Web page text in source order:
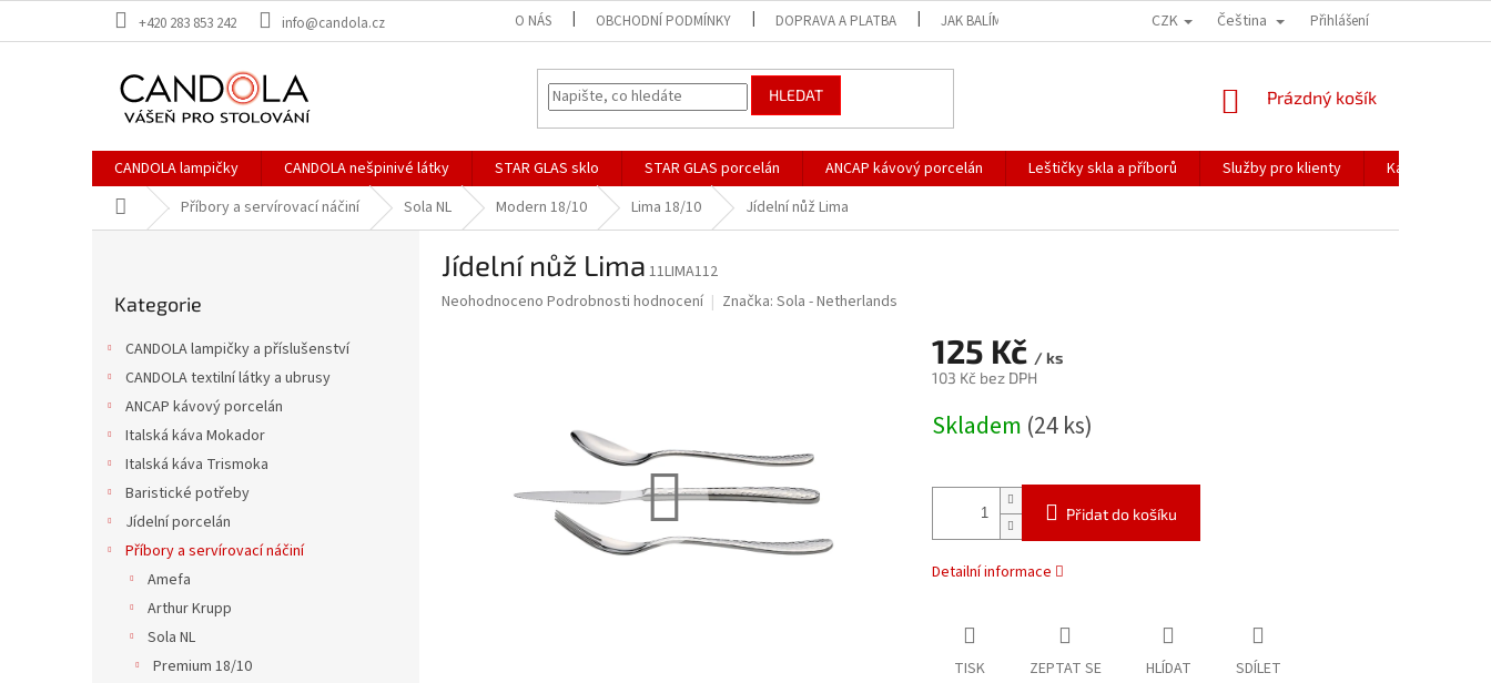
+420 283 853 242 info@candola.cz O NÁS OBCHODNÍ PODMÍNKY DOPRAVA A PLATBA JAK BALÍME NAŠE ZÁSILKY PŘEPRAVA KŘEHKÉHO ZBOŽÍ KORESPONDENČNÍ
CZK Čeština Přihlášení
HLEDAT
NÁKUPNÍ
Prázdný košík
CANDOLA lampičky CANDOLA nešpinivé látky STAR GLAS sklo STAR GLAS porcelán ANCAP kávový porcelán Leštičky skla a příborů Služby pro klienty
Katalogy
Domů Příbory a servírovací náčiní Sola NL Modern 18/10 Lima 18/10 Jídelní nůž Lima
kategorie
Kategorie
CANDOLA lampičky a příslušenství
CANDOLA textilní látky a ubrusy
ANCAP kávový porcelán
Italská káva Mokador
Italská káva Trismoka
Baristické potřeby
Jídelní porcelán
Příbory a servírovací náčiní
Amefa
Arthur Krupp
Sola NL
Premium 18/10
Jídelní nůž Lima 11LIMA112
Průměrné
Neohodnoceno Podrobnosti hodnocení Značka: Sola - Netherlands
125 Kč / ks
103 Kč bez DPH
cena:
Skladem (24 ks)
Přidat do košíku
Detailní informace
TISK ZEPTAT SE HLÍDAT SDÍLET